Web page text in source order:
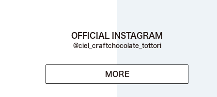
OFFICIAL INSTAGRAM
@ciel_craftchocolate_tottori
MORE